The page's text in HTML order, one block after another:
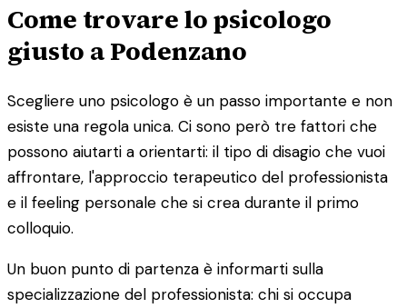
Come trovare lo psicologo
giusto a Podenzano
Scegliere uno psicologo è un passo importante e non
esiste una regola unica. Ci sono però tre fattori che
possono aiutarti a orientarti: il tipo di disagio che vuoi
affrontare, l'approccio terapeutico del professionista
e il feeling personale che si crea durante il primo
colloquio.
Un buon punto di partenza è informarti sulla
specializzazione del professionista: chi si occupa